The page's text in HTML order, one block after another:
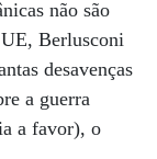
não são
Berlusconi
desavenças
a guerra
a favor), o